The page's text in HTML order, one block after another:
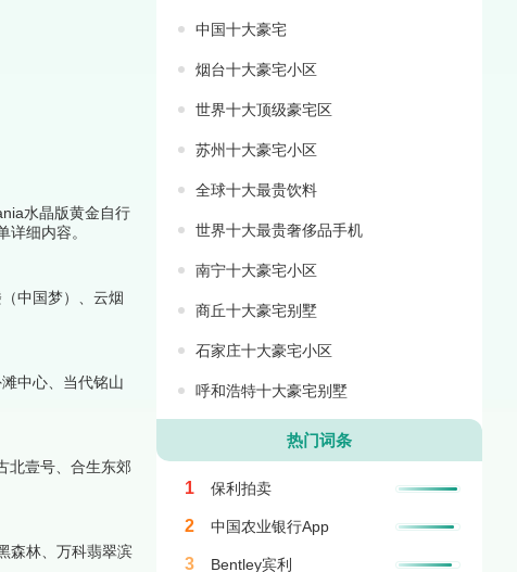
水晶版黄金自行
细内容。
中国梦）、云烟
中心、当代铭山
北壹号、合生东郊
森林、万科翡翠滨
中国十大豪宅
烟台十大豪宅小区
世界十大顶级豪宅区
苏州十大豪宅小区
全球十大最贵饮料
世界十大最贵奢侈品手机
南宁十大豪宅小区
商丘十大豪宅别墅
石家庄十大豪宅小区
呼和浩特十大豪宅别墅
热门词条
1 保利拍卖
2 中国农业银行App
3 Bentley宾利